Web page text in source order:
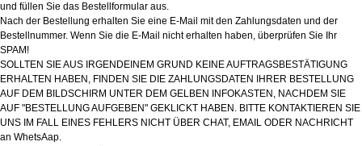
und füllen Sie das Bestellformular aus.
Nach der Bestellung erhalten Sie eine E-Mail mit den Zahlungsdaten und der
Bestellnummer. Wenn Sie die E-Mail nicht erhalten haben, überprüfen Sie Ihr
SPAM!
SOLLTEN SIE AUS IRGENDEINEM GRUND KEINE AUFTRAGSBESTÄTIGUNG
ERHALTEN HABEN, FINDEN SIE DIE ZAHLUNGSDATEN IHRER BESTELLUNG
AUF DEM BILDSCHIRM UNTER DEM GELBEN INFOKASTEN, NACHDEM SIE
AUF "BESTELLUNG AUFGEBEN" GEKLICKT HABEN. BITTE KONTAKTIEREN SIE
UNS IM FALL EINES FEHLERS NICHT ÜBER CHAT, EMAIL ODER NACHRICHT
an WhetsAap.